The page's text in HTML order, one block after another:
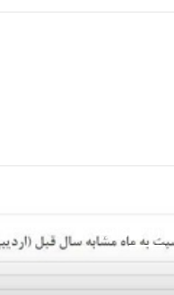
را بخوانید